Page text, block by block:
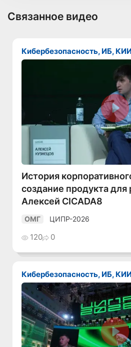
Связанное видео
Кибербезопасность, ИБ, КИИ
Смотреть
История
создание продукта для
Алексей CICADA8
ОМГ ЦИПР-2026
120 0
Кибербезопасность, ИБ, КИИ